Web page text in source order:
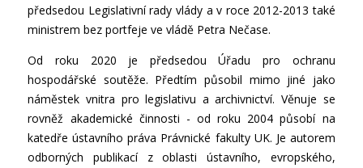
předsedou Legislativní rady vlády a v roce 2012-2013 také
ministrem bez portfeje ve vládě Petra Nečase.
Od roku 2020 je předsedou Úřadu pro ochranu
hospodářské soutěže. Předtím působil mimo jiné jako
náměstek vnitra pro legislativu a archivnictví. Věnuje se
rovněž akademické činnosti - od roku 2004 působí na
katedře ústavního práva Právnické fakulty UK. Je autorem
odborných publikací z oblasti ústavního, evropského,